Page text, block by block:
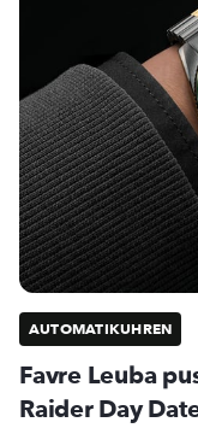
AUTOMATIKUHREN
Favre Leuba
Raider Day